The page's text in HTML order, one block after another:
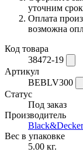
уточним
Оплата
возможна
Код товара
38472-19
Артикул
BEBLV300
Статус
Под заказ
Производитель
Black&Decker
Вес в упаковке
5.00 кг.